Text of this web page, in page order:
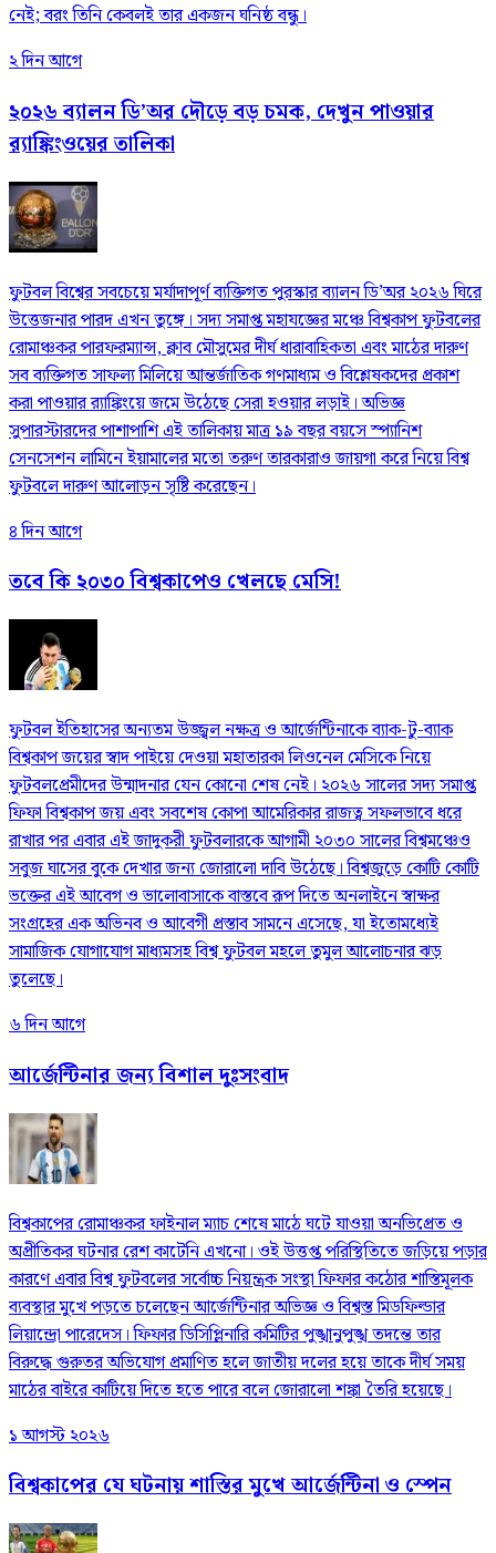
নেই; বরং তিনি কেবলই তার একজন ঘনিষ্ঠ বন্ধু।
২ দিন আগে
২০২৬ ব্যালন ডি’অর দৌড়ে বড় চমক, দেখুন পাওয়ার
র‍্যাঙ্কিংওয়ের তালিকা
ফুটবল বিশ্বের সবচেয়ে মর্যাদাপূর্ণ ব্যক্তিগত পুরস্কার ব্যালন ডি’অর ২০২৬ ঘিরে
উত্তেজনার পারদ এখন তুঙ্গে। সদ্য সমাপ্ত মহাযজ্ঞের মঞ্চে বিশ্বকাপ ফুটবলের
রোমাঞ্চকর পারফরম্যান্স, ক্লাব মৌসুমের দীর্ঘ ধারাবাহিকতা এবং মাঠের দারুণ
সব ব্যক্তিগত সাফল্য মিলিয়ে আন্তর্জাতিক গণমাধ্যম ও বিশ্লেষকদের প্রকাশ
করা পাওয়ার র‍্যাঙ্কিংয়ে জমে উঠেছে সেরা হওয়ার লড়াই। অভিজ্ঞ
সুপারস্টারদের পাশাপাশি এই তালিকায় মাত্র ১৯ বছর বয়সে স্প্যানিশ
সেনসেশন লামিনে ইয়ামালের মতো তরুণ তারকারাও জায়গা করে নিয়ে বিশ্ব
ফুটবলে দারুণ আলোড়ন সৃষ্টি করেছেন।
৪ দিন আগে
তবে কি ২০৩০ বিশ্বকাপেও খেলছে মেসি!
ফুটবল ইতিহাসের অন্যতম উজ্জ্বল নক্ষত্র ও আর্জেন্টিনাকে ব্যাক-টু-ব্যাক
বিশ্বকাপ জয়ের স্বাদ পাইয়ে দেওয়া মহাতারকা লিওনেল মেসিকে নিয়ে
ফুটবলপ্রেমীদের উন্মাদনার যেন কোনো শেষ নেই। ২০২৬ সালের সদ্য সমাপ্ত
ফিফা বিশ্বকাপ জয় এবং সবশেষ কোপা আমেরিকার রাজত্ব সফলভাবে ধরে
রাখার পর এবার এই জাদুকরী ফুটবলারকে আগামী ২০৩০ সালের বিশ্বমঞ্চেও
সবুজ ঘাসের বুকে দেখার জন্য জোরালো দাবি উঠেছে। বিশ্বজুড়ে কোটি কোটি
ভক্তের এই আবেগ ও ভালোবাসাকে বাস্তবে রূপ দিতে অনলাইনে স্বাক্ষর
সংগ্রহের এক অভিনব ও আবেগী প্রস্তাব সামনে এসেছে, যা ইতোমধ্যেই
সামাজিক যোগাযোগ মাধ্যমসহ বিশ্ব ফুটবল মহলে তুমুল আলোচনার ঝড়
তুলেছে।
৬ দিন আগে
আর্জেন্টিনার জন্য বিশাল দুঃসংবাদ
বিশ্বকাপের রোমাঞ্চকর ফাইনাল ম্যাচ শেষে মাঠে ঘটে যাওয়া অনভিপ্রেত ও
অপ্রীতিকর ঘটনার রেশ কাটেনি এখনো। ওই উত্তপ্ত পরিস্থিতিতে জড়িয়ে পড়ার
কারণে এবার বিশ্ব ফুটবলের সর্বোচ্চ নিয়ন্ত্রক সংস্থা ফিফার কঠোর শাস্তিমূলক
ব্যবস্থার মুখে পড়তে চলেছেন আর্জেন্টিনার অভিজ্ঞ ও বিশ্বস্ত মিডফিল্ডার
লিয়ান্দ্রো পারেদেস। ফিফার ডিসিপ্লিনারি কমিটির পুঙ্খানুপুঙ্খ তদন্তে তার
বিরুদ্ধে গুরুতর অভিযোগ প্রমাণিত হলে জাতীয় দলের হয়ে তাকে দীর্ঘ সময়
মাঠের বাইরে কাটিয়ে দিতে হতে পারে বলে জোরালো শঙ্কা তৈরি হয়েছে।
১ আগস্ট ২০২৬
বিশ্বকাপের যে ঘটনায় শাস্তির মুখে আর্জেন্টিনা ও স্পেন